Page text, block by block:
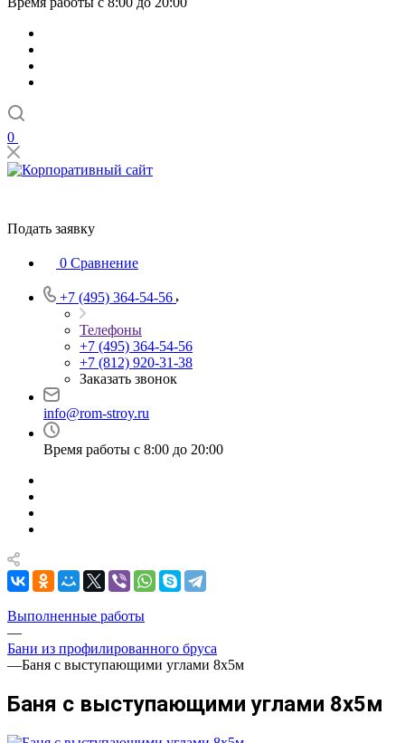
0
Подать заявку
0 Сравнение
+7 (495) 364-54-56
Телефоны
+7 (495) 364-54-56
+7 (812) 920-31-38
Заказать звонок
info@rom-stroy.ru
Время работы с 8:00 до 20:00
Выполненные работы
—
Бани из профилированного бруса
—Баня с выступающими углами 8х5м
Баня с выступающими углами 8х5м